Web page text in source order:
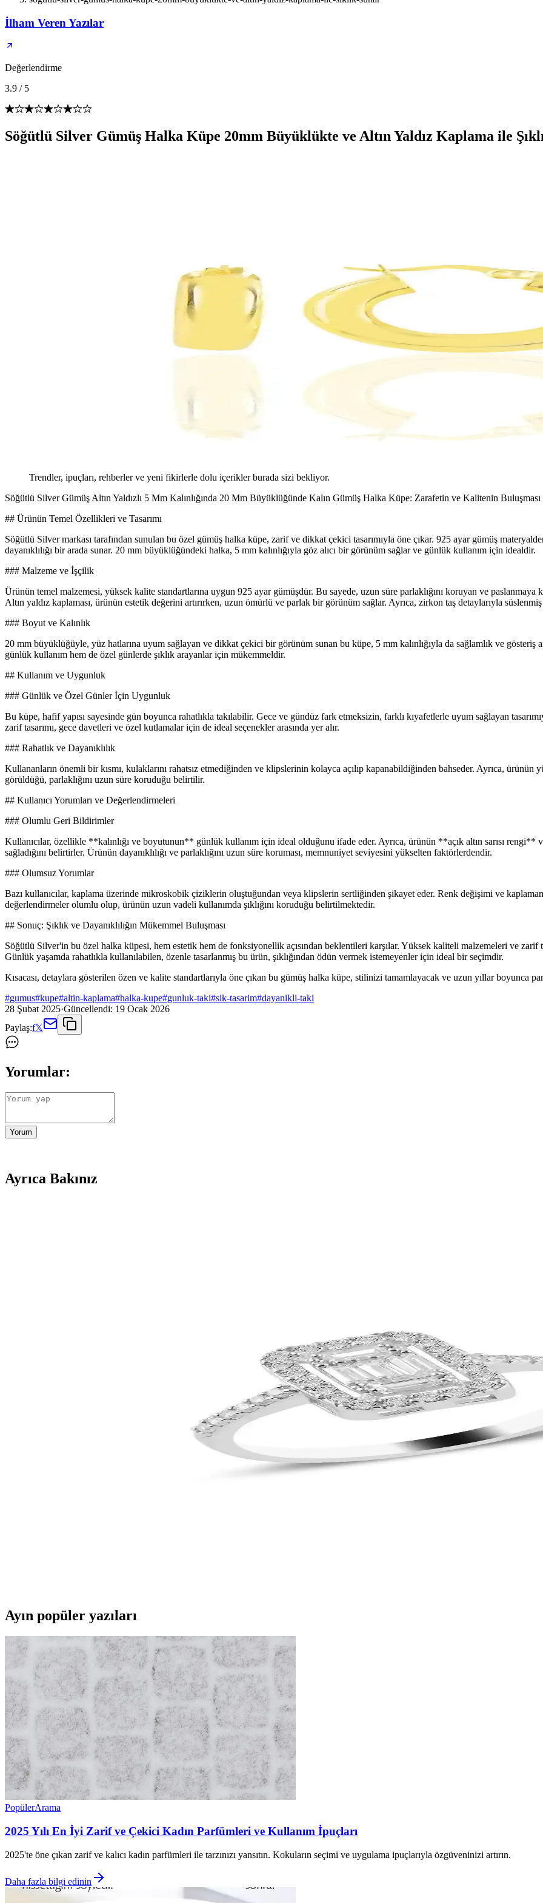
İlham Veren Yazılar
Değerlendirme
3.9 / 5
Söğütlü Silver Gümüş Halka Küpe 20mm Büyüklükte ve Altın Yaldız Kaplama ile
Trendler, ipuçları, rehberler ve yeni fikirlerle dolu içerikler burada sizi bekliyor.
Söğütlü Silver Gümüş Altın Yaldızlı 5 Mm Kalınlığında 20 Mm Büyüklüğünde Kalın Gümüş Halka Küpe: Zarafetin ve Kalitenin Buluşması
## Ürünün Temel Özellikleri ve Tasarımı
Söğütlü Silver markası tarafından sunulan bu özel gümüş halka küpe, zarif ve dikkat çekici tasarımıyla öne çıkar. 925 ayar gümüş
dayanıklılığı bir arada sunar. 20 mm büyüklüğündeki halka, 5 mm kalınlığıyla göz alıcı bir görünüm sağlar ve günlük kullanım için idealdir.
### Malzeme ve İşçilik
Ürünün temel malzemesi, yüksek kalite standartlarına uygun 925 ayar gümüşdür. Bu sayede, uzun süre parlaklığını koruyan ve
Altın yaldız kaplaması, ürünün estetik değerini artırırken, uzun ömürlü ve parlak bir görünüm sağlar. Ayrıca, zirkon taş detaylarıyla
### Boyut ve Kalınlık
20 mm büyüklüğüyle, yüz hatlarına uyum sağlayan ve dikkat çekici bir görünüm sunan bu küpe, 5 mm kalınlığıyla da sağlamlık ve
günlük kullanım hem de özel günlerde şıklık arayanlar için mükemmeldir.
## Kullanım ve Uygunluk
### Günlük ve Özel Günler İçin Uygunluk
Bu küpe, hafif yapısı sayesinde gün boyunca rahatlıkla takılabilir. Gece ve gündüz fark etmeksizin, farklı kıyafetlerle uyum sağlayan
zarif tasarımı, gece davetleri ve özel kutlamalar için de ideal seçenekler arasında yer alır.
### Rahatlık ve Dayanıklılık
Kullananların önemli bir kısmı, kulaklarını rahatsız etmediğinden ve klipslerinin kolayca açılıp kapanabildiğinden bahseder. Ayrıca,
görüldüğü, parlaklığını uzun süre koruduğu belirtilir.
## Kullanıcı Yorumları ve Değerlendirmeleri
### Olumlu Geri Bildirimler
Kullanıcılar, özellikle **kalınlığı ve boyutunun** günlük kullanım için ideal olduğunu ifade eder. Ayrıca, ürünün **açık altın sarısı rengi**
sağladığını belirtirler. Ürünün dayanıklılığı ve parlaklığını uzun süre koruması, memnuniyet seviyesini yükselten faktörlerdendir.
### Olumsuz Yorumlar
Bazı kullanıcılar, kaplama üzerinde mikroskobik çiziklerin oluştuğundan veya klipslerin sertliğinden şikayet eder. Renk değişimi ve
değerlendirmeler olumlu olup, ürünün uzun vadeli kullanımda şıklığını koruduğu belirtilmektedir.
## Sonuç: Şıklık ve Dayanıklılığın Mükemmel Buluşması
Söğütlü Silver'in bu özel halka küpesi, hem estetik hem de fonksiyonellik açısından beklentileri karşılar. Yüksek kaliteli malzemeleri ve zarif
Günlük yaşamda rahatlıkla kullanılabilen, özenle tasarlanmış bu ürün, şıklığından ödün vermek istemeyenler için ideal bir seçimdir.
Kısacası, detaylara gösterilen özen ve kalite standartlarıyla öne çıkan bu gümüş halka küpe, stilinizi tamamlayacak ve uzun yıllar boyunca
#gumus#kupe#altin-kaplama#halka-kupe#gunluk-taki#sik-tasarim#dayanikli-taki
28 Şubat 2025·Güncellendi: 19 Ocak 2026
Paylaş:f𝕏
Yorumlar:
Yorum
Ayrıca Bakınız
Hürrem Sultan temalı takı setleri, Osmanlı motifleri ve modern tasarımlarla zarafeti ve kültürel mirası bir araya getiriyor. Altın ve gümüş
925 Ayar Gümüş Erkek Figaro Model Zincir 3 mm Dayanıklı ve Şık Tasarım
Bu erkek kolye, 925 ayar gümüş ve figaro modeli zinciriyle şıklık ve dayanıklılık sunar. Günlük ve özel kullanımlar için uygun, bakım
Demokan Kadın Lüks Su Yolu Kararmaz Bileklik - Paslanmaz Çelik ve Zirkon Taşlı
Demokan imzası taşıyan lüks Su Yolu Kararmaz Bileklik, 16+2 cm ayarlanabilir zincir ve paslanmaz çelik yapısı ile dayanıklılık ve konfor
Nereze 925 Ayar Gümüş Kadın Kolye Estetik ve Kaliteyle Şıklık Sunar
Ayın popüler yazıları
PopülerArama
2025 Yılı En İyi Zarif ve Çekici Kadın Parfümleri ve Kullanım İpuçları
2025'te öne çıkan zarif ve kalıcı kadın parfümleri ile tarzınızı yansıtın. Kokuların seçimi ve uygulama ipuçlarıyla özgüveninizi artırın.
Daha fazla bilgi edinin